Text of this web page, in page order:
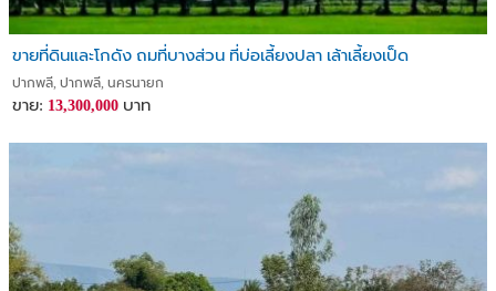
ขายที่ดินและโกดัง ถมที่บางส่วน ที่บ่อเลี้ยงปลา เล้าเลี้ยงเป็ด
ปากพลี, ปากพลี, นครนายก
ขาย: 13,300,000 บาท